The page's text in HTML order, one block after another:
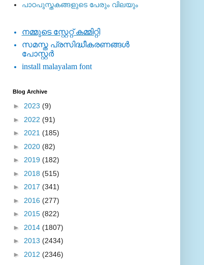
പാഠപുസ്തകങ്ങളുടെ പേരും വിലയും
നമ്മുടെ സ്റ്റേറ്റ് കമ്മിറ്റി
സമസ്ത പ്രസിദ്ധീകരണങ്ങള്‍
പോസ്റ്റര്‍
install malayalam font
Blog Archive
► 2023 (9)
► 2022 (91)
► 2021 (185)
► 2020 (82)
► 2019 (182)
► 2018 (515)
► 2017 (341)
► 2016 (277)
► 2015 (822)
► 2014 (1807)
► 2013 (2434)
► 2012 (2346)